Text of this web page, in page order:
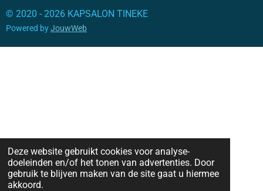
Deze website gebruikt cookies voor analyse-
doeleinden en/of het tonen van advertenties. Door
gebruik te blijven maken van de site gaat u hiermee
akkoord.
© 2020 - 2026 KAPSALON TINEKE
Powered byJouwWeb